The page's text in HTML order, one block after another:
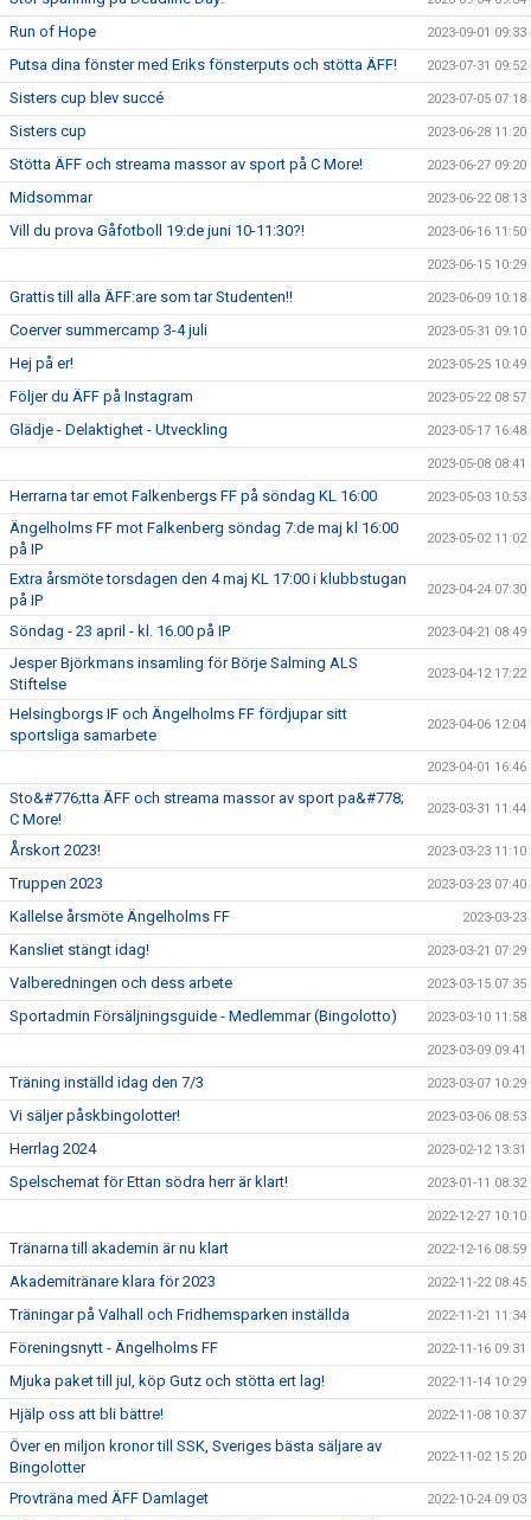
Run of Hope 2023-09-01 09:33
Putsa dina fönster med Eriks fönsterputs och stötta ÄFF! 2023-07-31 09:52
Sisters cup blev succé 2023-07-05 07:18
Sisters cup 2023-06-28 11:20
Stötta ÄFF och streama massor av sport på C More! 2023-06-27 09:20
Midsommar 2023-06-22 08:13
Vill du prova Gåfotboll 19:de juni 10-11:30?! 2023-06-16 11:50
2023-06-15 10:29
Grattis till alla ÄFF:are som tar Studenten!! 2023-06-09 10:18
Coerver summercamp 3-4 juli 2023-05-31 09:10
Hej på er! 2023-05-25 10:49
Följer du ÄFF på Instagram 2023-05-22 08:57
Glädje - Delaktighet - Utveckling 2023-05-17 16:48
2023-05-08 08:41
Herrarna tar emot Falkenbergs FF på söndag KL 16:00 2023-05-03 10:53
Ängelholms FF mot Falkenberg söndag 7:de maj kl 16:00
på IP
2023-05-02 11:02
Extra årsmöte torsdagen den 4 maj KL 17:00 i klubbstugan
på IP
2023-04-24 07:30
Söndag - 23 april - kl. 16.00 på IP 2023-04-21 08:49
Jesper Björkmans insamling för Börje Salming ALS
Stiftelse
2023-04-12 17:22
Helsingborgs IF och Ängelholms FF fördjupar sitt
sportsliga samarbete
2023-04-06 12:04
2023-04-01 16:46
Sto&#776;tta ÄFF och streama massor av sport pa&#778;
C More!
2023-03-31 11:44
Årskort 2023! 2023-03-23 11:10
Truppen 2023 2023-03-23 07:40
Kallelse årsmöte Ängelholms FF 2023-03-23
Kansliet stängt idag! 2023-03-21 07:29
Valberedningen och dess arbete 2023-03-15 07:35
Sportadmin Försäljningsguide - Medlemmar (Bingolotto) 2023-03-10 11:58
2023-03-09 09:41
Träning inställd idag den 7/3 2023-03-07 10:29
Vi säljer påskbingolotter! 2023-03-06 08:53
Herrlag 2024 2023-02-12 13:31
Spelschemat för Ettan södra herr är klart! 2023-01-11 08:32
2022-12-27 10:10
Tränarna till akademin är nu klart 2022-12-16 08:59
Akademitränare klara för 2023 2022-11-22 08:45
Träningar på Valhall och Fridhemsparken inställda 2022-11-21 11:34
Föreningsnytt - Ängelholms FF 2022-11-16 09:31
Mjuka paket till jul, köp Gutz och stötta ert lag! 2022-11-14 10:29
Hjälp oss att bli bättre! 2022-11-08 10:37
Över en miljon kronor till SSK, Sveriges bästa säljare av
Bingolotter
2022-11-02 15:20
Provträna med ÄFF Damlaget 2022-10-24 09:03